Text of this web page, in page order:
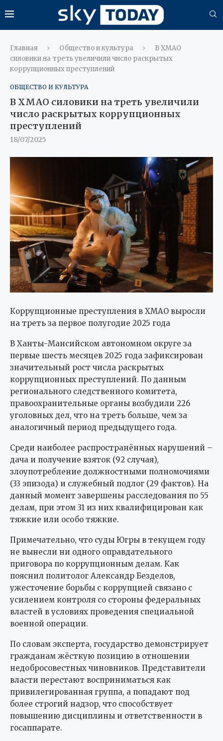
Главная Общество и культура
В ХМАО
силовики на треть увеличили число раскрытых
коррупционных преступлений
ОБЩЕСТВО И КУЛЬТУРА
В ХМАО силовики на треть увеличили
число раскрытых коррупционных
преступлений
18/07/2025
Коррупционные преступления в ХМАО выросли
на треть за первое полугодие 2025 года
В Ханты-Мансийском автономном округе за
первые шесть месяцев 2025 года зафиксирован
значительный рост числа раскрытых
коррупционных преступлений. По данным
регионального следственного комитета,
правоохранительные органы возбудили 226
уголовных дел, что на треть больше, чем за
аналогичный период предыдущего года.
Среди наиболее распространённых нарушений –
дача и получение взяток (92 случая),
злоупотребление должностными полномочиями
(33 эпизода) и служебный подлог (29 фактов). На
данный момент завершены расследования по 55
делам, при этом 31 из них квалифицирован как
тяжкие или особо тяжкие.
Примечательно, что суды Югры в текущем году
не вынесли ни одного оправдательного
приговора по коррупционным делам. Как
пояснил политолог Александр Безделов,
ужесточение борьбы с коррупцией связано с
усилением контроля со стороны федеральных
властей в условиях проведения специальной
военной операции.
По словам эксперта, государство демонстрирует
гражданам жёсткую позицию в отношении
недобросовестных чиновников. Представители
власти перестают восприниматься как
привилегированная группа, а попадают под
более строгий надзор, что способствует
повышению дисциплины и ответственности в
госаппарате.